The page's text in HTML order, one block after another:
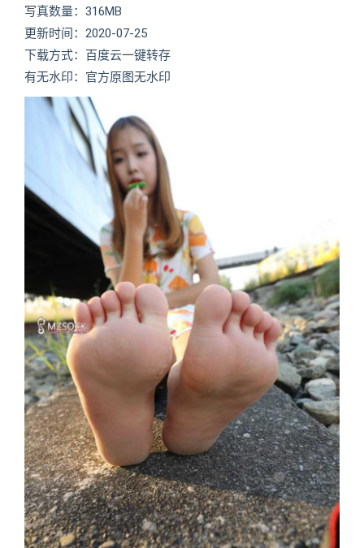
写真数量：316MB
更新时间：2020-07-25
下载方式：百度云一键转存
有无水印：官方原图无水印